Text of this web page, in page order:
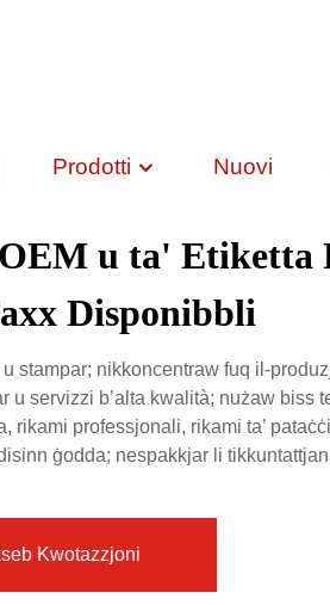
Prodotti Nuovi
u ta' Etiketta
Disponibbli
nikkoncentraw fuq il-
servizzi b’alta kwalità; nużaw biss
professjonali, rikami ta’
ġodda; nespakkjar li
Kwotazzjoni